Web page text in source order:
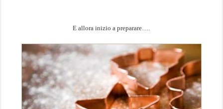
E allora inizio a preparare….